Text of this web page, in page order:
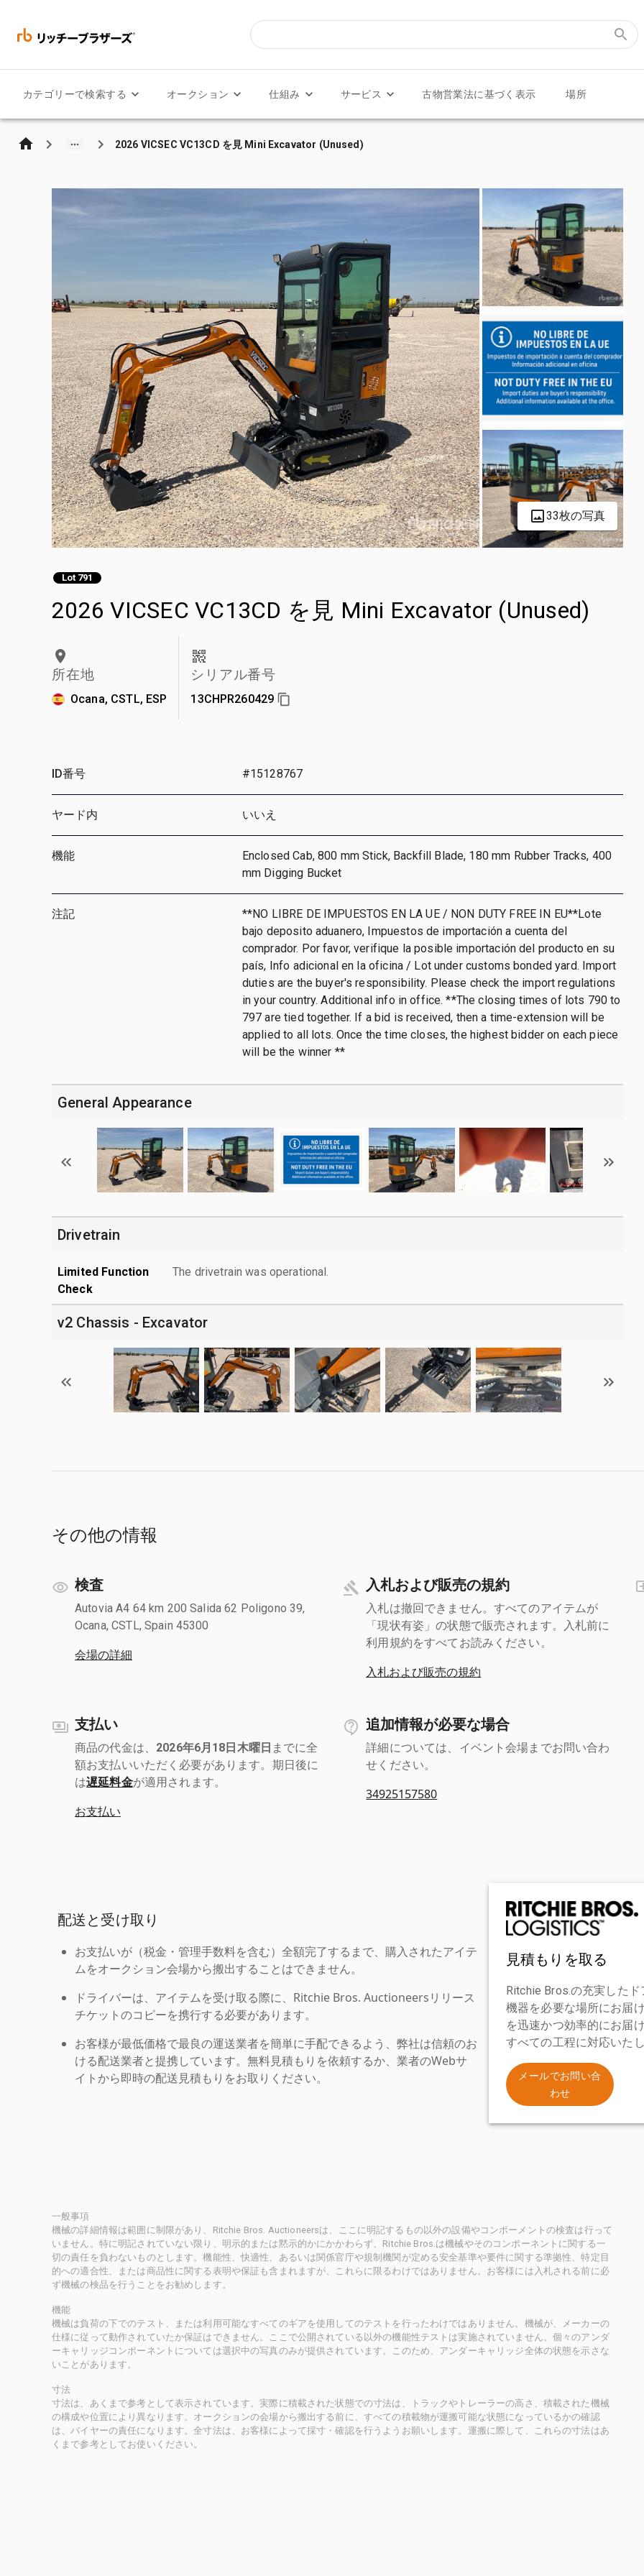
カテゴリーで検索する オークション 仕組み サービス 古物営業法に基づく表示 場所
2026 VICSEC VC13CD を見 Mini Excavator (Unused)
33枚の写真
Lot 791
2026 VICSEC VC13CD を見 Mini Excavator (Unused)
所在地
Ocana, CSTL, ESP
シリアル番号
13CHPR260429
ID番号 #15128767
ヤード内 いいえ
機能
Enclosed Cab, 800 mm Stick, Backfill Blade, 180 mm Rubber Tracks, 400
mm Digging Bucket
注記
**NO LIBRE DE IMPUESTOS EN LA UE / NON DUTY FREE IN EU**Lote
bajo deposito aduanero, Impuestos de importación a cuenta del
comprador. Por favor, verifique la posible importación del producto en su
país, Info adicional en la oficina / Lot under customs bonded yard. Import
duties are the buyer's responsibility. Please check the import regulations
in your country. Additional info in office. **The closing times of lots 790 to
797 are tied together. If a bid is received, then a time-extension will be
applied to all lots. Once the time closes, the highest bidder on each piece
will be the winner **
General Appearance
Drivetrain
Limited Function
Check
The drivetrain was operational.
v2 Chassis - Excavator
その他の情報
検査
Autovia A4 64 km 200 Salida 62 Poligono 39,
Ocana, CSTL, Spain 45300
会場の詳細
入札および販売の規約
入札は撤回できません。すべてのアイテムが
「現状有姿」の状態で販売されます。入札前に
利用規約をすべてお読みください。
入札および販売の規約
支払い
商品の代金は、 2026年6月18日木曜日 までに全
額お支払いいただく必要があります。期日後に
は遅延料金が適用されます。
お支払い
追加情報が必要な場合
詳細については、イベント会場までお問い合わ
せください。
34925157580
配送と受け取り
お支払いが（税金・管理手数料を含む）全額完了するまで、購入されたアイテ
ムをオークション会場から搬出することはできません。
ドライバーは、アイテムを受け取る際に、Ritchie Bros. Auctioneersリリース
チケットのコピーを携行する必要があります。
お客様が最低価格で最良の運送業者を簡単に手配できるよう、弊社は信頼のお
ける配送業者と提携しています。無料見積もりを依頼するか、業者のWebサ
イトから即時の配送見積もりをお取りください。
見積もりを取る
Ritchie Bros.の充実した
機器を必要な場所にお届
を迅速かつ効率的にお届
すべての工程に対応いた
メールでお問い合
わせ
一般事項
機械の詳細情報は範囲に制限があり、Ritchie Bros. Auctioneersは、ここに明記するもの以外の設備やコンポーメントの検査は行って
いません。特に明記されていない限り、明示的または黙示的かにかかわらず、Ritchie Bros.は機械やそのコンポーネントに関する一
切の責任を負わないものとします。機能性、快適性、あるいは関係官庁や規制機関が定める安全基準や要件に関する準拠性、特定目
的への適合性、または商品性に関する表明や保証も含まれますが、これらに限るわけではありません。お客様には入札される前に必
ず機械の検品を行うことをお勧めします。
機能
機械は負荷の下でのテスト、または利用可能なすべてのギアを使用してのテストを行ったわけではありません。機械が、メーカーの
仕様に従って動作されていたか保証はできません。ここで公開されている以外の機能性テストは実施されていません。個々のアンダ
ーキャリッジコンポーネントについては選択中の写真のみが提供されています。このため、アンダーキャリッジ全体の状態を示さな
いことがあります。
寸法
寸法は、あくまで参考として表示されています。実際に積載された状態での寸法は、トラックやトレーラーの高さ、積載された機械
の構成や位置により異なります。オークションの会場から搬出する前に、すべての積載物が運搬可能な状態になっているかの確認
は、バイヤーの責任になります。全寸法は、お客様によって採寸・確認を行うようお願いします。運搬に際して、これらの寸法はあ
くまで参考としてお使いください。